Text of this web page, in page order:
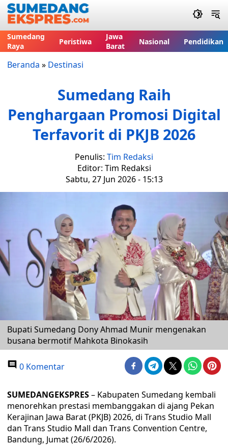
Sumedang
Raya
Peristiwa
Jawa
Barat
Nasional Pendidikan
Beranda » Destinasi
Sumedang Raih
Penghargaan Promosi Digital
Terfavorit di PKJB 2026
Penulis: Tim Redaksi
Editor: Tim Redaksi
Sabtu, 27 Jun 2026 - 15:13
Bupati Sumedang Dony Ahmad Munir mengenakan
busana bermotif Mahkota Binokasih
0 Komentar
SUMEDANGEKSPRES– Kabupaten Sumedang kembali
menorehkan prestasi membanggakan di ajang Pekan
Kerajinan Jawa Barat (PKJB) 2026, di Trans Studio Mall
dan Trans Studio Mall dan Trans Convention Centre,
Bandung, Jumat (26/6/2026).